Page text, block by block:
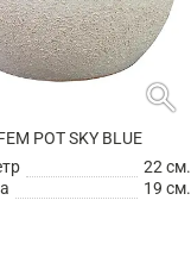
search
POT SKY BLUE
22 см.
19 см.